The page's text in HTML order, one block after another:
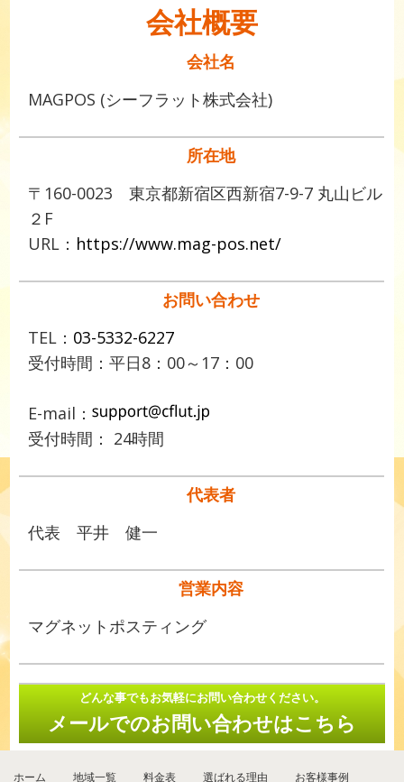
会社概要
会社名
MAGPOS (シーフラット株式会社)
所在地
〒160-0023 東京都新宿区西新宿7-9-7 丸山ビル
２F
URL： https://www.mag-pos.net/
お問い合わせ
TEL： 03-5332-6227
受付時間：平日8：00～17：00
E-mail：
受付時間： 24時間
代表者
代表 平井 健一
営業内容
マグネットポスティング
どんな事でもお気軽にお問い合わせください。
メールでのお問い合わせはこちら
ホーム 地域一覧 料金表 選ばれる理由 お客様事例